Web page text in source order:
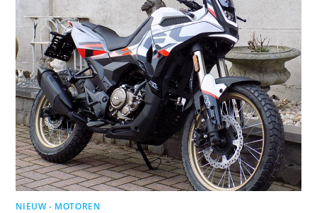
NIEUW - MOTOREN